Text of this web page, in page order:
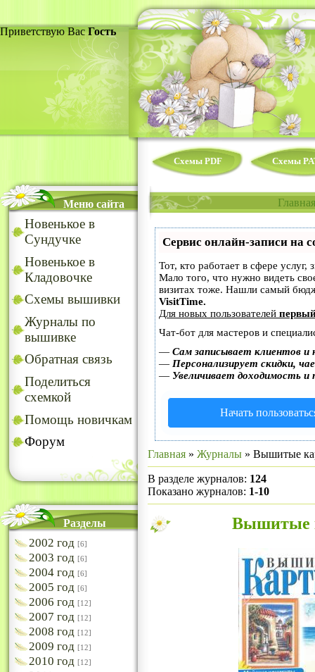
Приветствую Вас Гость
Схемы PDF Схемы
Меню сайта
Новенькое в
Сундучке
Новенькое в
Кладовочке
Схемы вышивки
Журналы по
вышивке
Обратная связь
Поделиться
схемкой
Помощь новичкам
Форум
Разделы
2002 год [6]
2003 год [6]
2004 год [6]
2005 год [6]
2006 год [12]
2007 год [12]
2008 год [12]
2009 год [12]
2010 год [12]
Главная
Сервис онлайн-записи на
Тот, кто работает в сфере услуг,
Мало того, что нужно видеть
визитах тоже. Нашли самый
VisitTime.
Для новых пользователей
Чат-бот для мастеров и
— Сам записывает клиентов и
— Персонализирует скидки,
— Увеличивает доходимость
Начать
Главная » Журналы » Вышитые
В разделе журналов: 124
Показано журналов: 1-10
Вышитые